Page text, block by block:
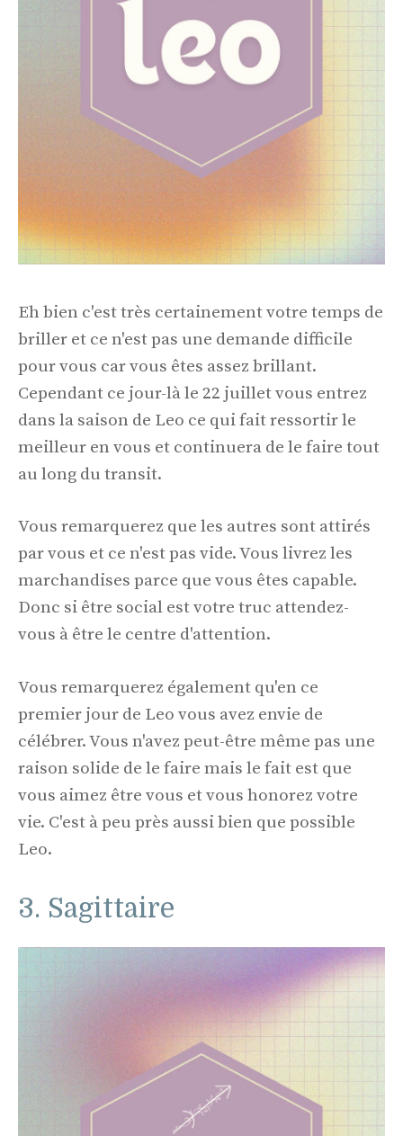
Eh bien c'est très certainement votre temps de
briller et ce n'est pas une demande difficile
pour vous car vous êtes assez brillant.
Cependant ce jour-là le 22 juillet vous entrez
dans la saison de Leo ce qui fait ressortir le
meilleur en vous et continuera de le faire tout
au long du transit.
Vous remarquerez que les autres sont attirés
par vous et ce n'est pas vide. Vous livrez les
marchandises parce que vous êtes capable.
Donc si être social est votre truc attendez-
vous à être le centre d'attention.
Vous remarquerez également qu'en ce
premier jour de Leo vous avez envie de
célébrer. Vous n'avez peut-être même pas une
raison solide de le faire mais le fait est que
vous aimez être vous et vous honorez votre
vie. C'est à peu près aussi bien que possible
Leo.
3. Sagittaire